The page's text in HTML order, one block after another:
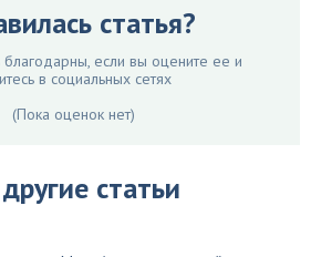
статья?
если вы оцените ее и
в социальных сетях
(Пока оценок нет)
статьи